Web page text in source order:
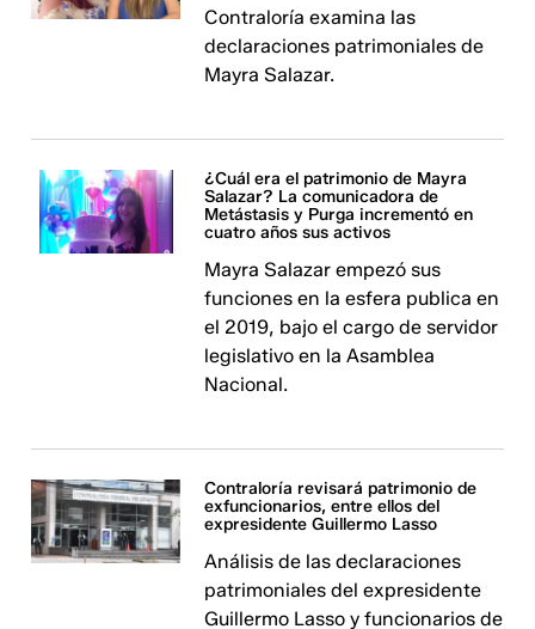
Contraloría examina las
declaraciones patrimoniales de
Mayra Salazar.
¿Cuál era el patrimonio de Mayra
Salazar? La comunicadora de
Metástasis y Purga incrementó en
cuatro años sus activos
Mayra Salazar empezó sus
funciones en la esfera publica en
el 2019, bajo el cargo de servidor
legislativo en la Asamblea
Nacional.
Contraloría revisará patrimonio de
exfuncionarios, entre ellos del
expresidente Guillermo Lasso
Análisis de las declaraciones
patrimoniales del expresidente
Guillermo Lasso y funcionarios de